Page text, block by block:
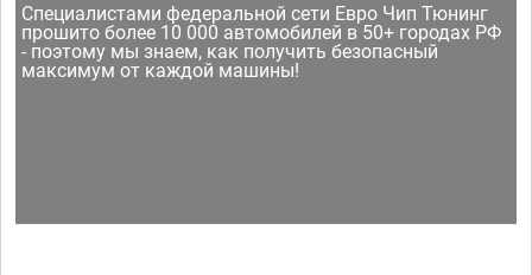
Специалистами федеральной сети Евро Чип Тюнинг
прошито более 10 000 автомобилей в 50+ городах РФ
- поэтому мы знаем, как получить безопасный
максимум от каждой машины!